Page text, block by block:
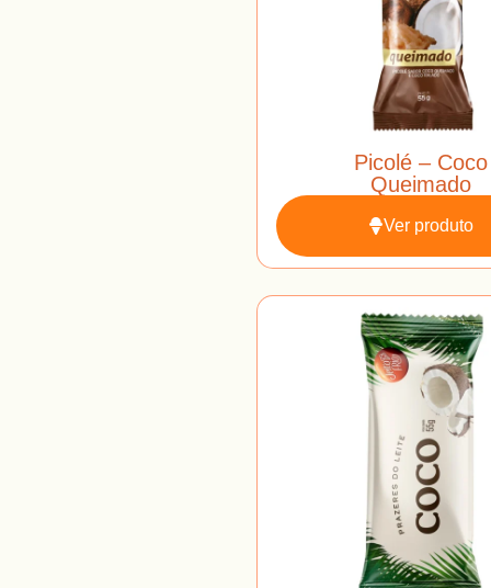
Picolé – Coco
Queimado
Ver produto